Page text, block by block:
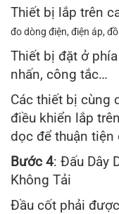
Thiết bị lắp trên
đo dòng điện, điện áp,
Thiết bị đặt ở
nhấn, công tắc…
Các thiết bị cùng
điều khiển lắp
dọc để thuận tiện
Bước 4: Đấu Dây
Không Tải
Đầu cốt phải